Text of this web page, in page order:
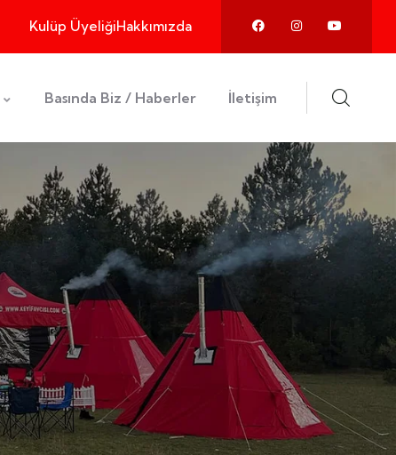
Kulüp ÜyeliğiHakkımızda
Basında Biz / Haberler İletişim